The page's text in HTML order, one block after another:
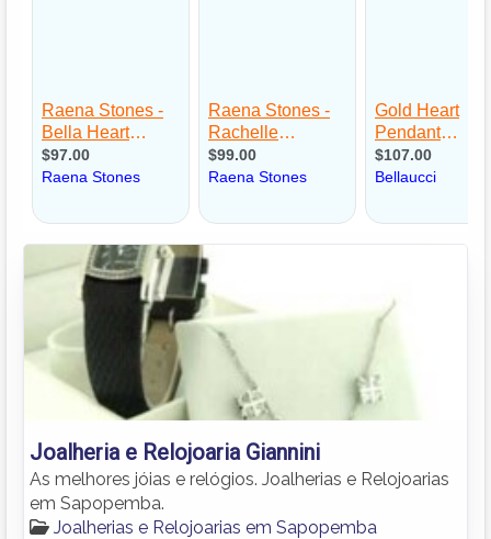
Joalheria e Relojoaria Giannini
As melhores jóias e relógios. Joalherias e Relojoarias
em Sapopemba.
Joalherias e Relojoarias em Sapopemba